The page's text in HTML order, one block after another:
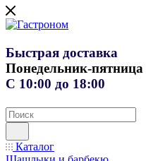
Быстрая доставка
Понедельник-пятница
С 10:00 до 18:00
Каталог